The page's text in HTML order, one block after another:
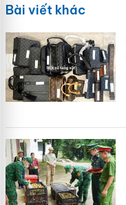
Bài viết khác